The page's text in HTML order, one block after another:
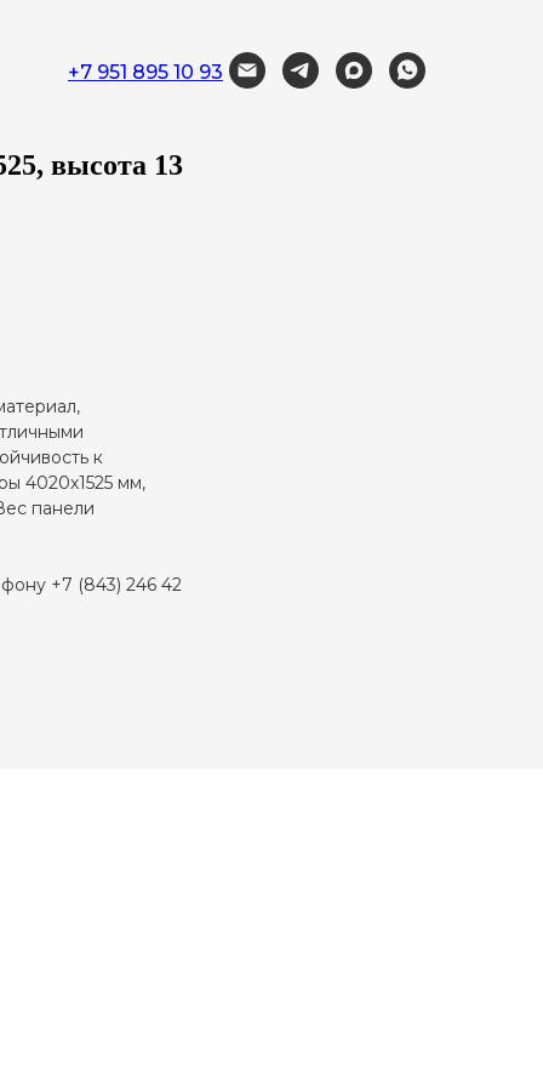
+7 951 895 10 93
высота 13
к
4020х1525 мм,
панели
+7 (843) 246 42